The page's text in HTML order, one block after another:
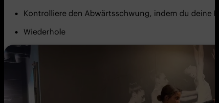
Kontrolliere den Abwärtsschwung, indem du deine
Wiederhole